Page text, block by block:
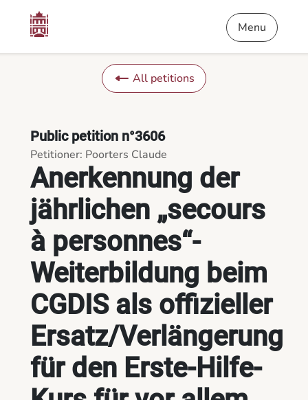
Anerkennung der jährlichen „secours à personnes“-
Menu
All petitions
Anerkennung der
jährlichen „secours
à personnes“-
Weiterbildung beim
CGDIS als offizieller
Ersatz/Verlängerung
für den Erste-Hilfe-
Public petition n°3606
Petitioner: Poorters Claude